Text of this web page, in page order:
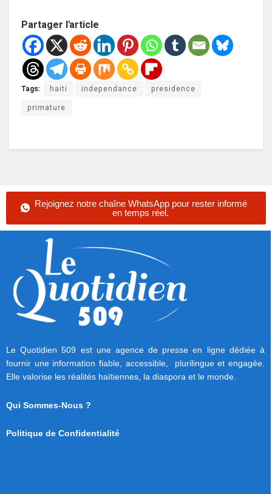
Partager l'article
Tags: haiti independance
presidence
primature
Rejoignez notre chaîne WhatsApp pour rester informé
en temps réel.
Le Quotidien 509 est une agence de presse en ligne dédiée à
fournir une information fiable, accessible, plurilingue et engagée.
Elle valorise les réalités haïtiennes, la diaspora et le monde.
Qui Sommes-Nous ?
Politique de Confidentialité